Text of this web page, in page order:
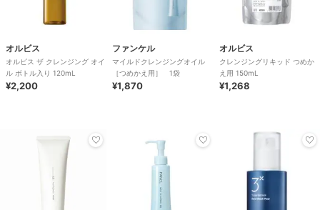
オルビス
オルビス ザ クレンジング オイ
ル ボトル入り 120mL
¥2,200
ファンケル
マイルドクレンジングオイル
［つめかえ用］ 1袋
¥1,870
オルビス
クレンジングリキッド つめか
え用 150mL
¥1,268